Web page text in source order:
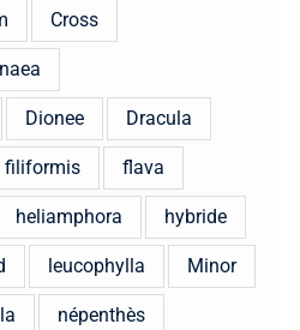
Cross
Dionee Dracula
filiformis flava
heliamphora hybride
leucophylla Minor
népenthès